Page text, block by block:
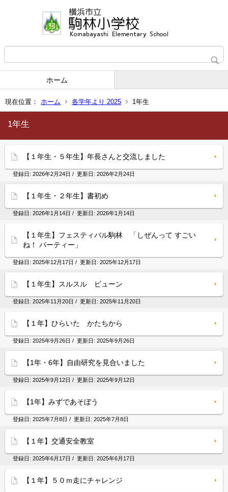
ホーム
現在位置： ホーム 各学年より 2025 1年生
1年生
【１年生・５年生】年長さんと交流しました
登録日: 2026年2月24日 / 更新日: 2026年2月24日
【１年生・２年生】書初め
登録日: 2026年1月14日 / 更新日: 2026年1月14日
【１年生】フェスティバル駒林 「しぜんって すごい
ね！ パーティー」
登録日: 2025年12月17日 / 更新日: 2025年12月17日
【１年生】スルスル ビューン
登録日: 2025年11月20日 / 更新日: 2025年11月20日
【１年】ひらいた かたちから
登録日: 2025年9月26日 / 更新日: 2025年9月26日
【1年・6年】自由研究を見合いました
登録日: 2025年9月12日 / 更新日: 2025年9月12日
【1年】みずであそぼう
登録日: 2025年7月8日 / 更新日: 2025年7月8日
【１年】交通安全教室
登録日: 2025年6月17日 / 更新日: 2025年6月17日
【１年】５０ｍ走にチャレンジ